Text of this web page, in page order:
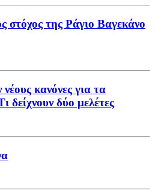
στόχος της Ράγιο Βαγεκάνο
κανόνες για τα
δείχνουν δύο μελέτες